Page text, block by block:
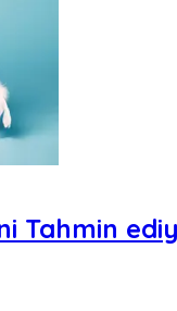
Tahmin